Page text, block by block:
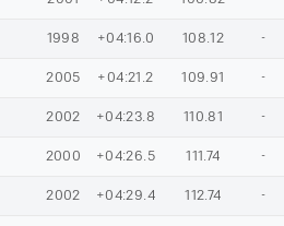
1998 +04:16.0 108.12 -
2005 +04:21.2 109.91 -
2002 +04:23.8 110.81 -
2000 +04:26.5 111.74 -
2002 +04:29.4 112.74 -